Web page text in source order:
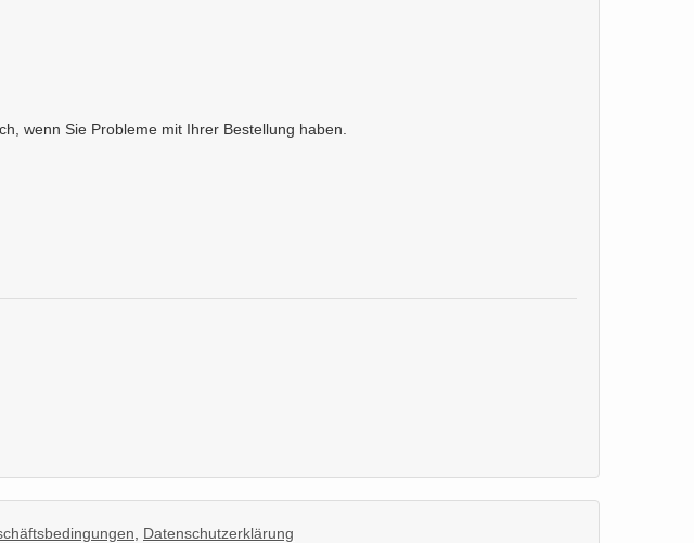
wenn Sie Probleme mit Ihrer Bestellung haben.
Datenschutzerklärung